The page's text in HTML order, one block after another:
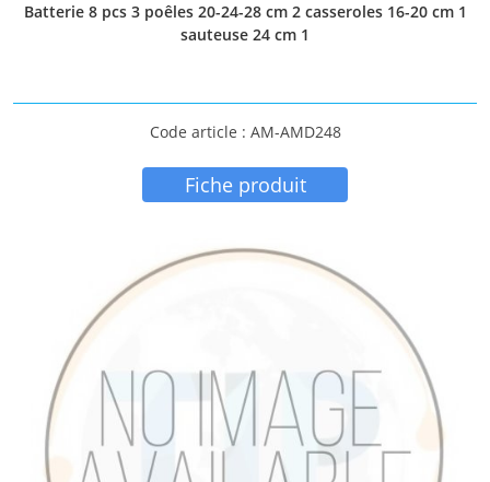
Batterie 8 pcs 3 poêles 20-24-28 cm 2 casseroles 16-20 cm 1
sauteuse 24 cm 1
Code article : AM-AMD248
Fiche produit